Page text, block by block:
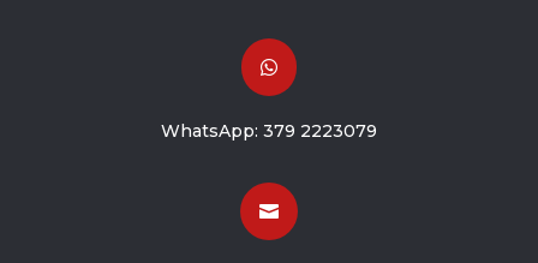

WhatsApp: 379 2223079
